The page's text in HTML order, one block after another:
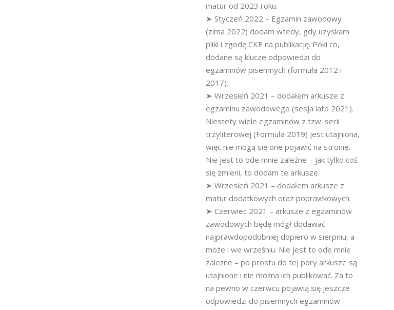
matur od 2023 roku.
➤ Styczeń 2022 – Egzamin zawodowy
(zima 2022) dodam wtedy, gdy uzyskam
pliki i zgodę CKE na publikację. Póki co,
dodane są klucze odpowiedzi do
egzaminów pisemnych (formuła 2012 i
2017).
➤ Wrzesień 2021 – dodałem arkusze z
egzaminu zawodowego (sesja lato 2021).
Niestety wiele egzaminów z tzw. serii
trzyliterowej (Formuła 2019) jest utajniona,
więc nie mogą się one pojawić na stronie.
Nie jest to ode mnie zależne – jak tylko coś
się zmieni, to dodam te arkusze.
➤ Wrzesień 2021 – dodałem arkusze z
matur dodatkowych oraz poprawkowych.
➤ Czerwiec 2021 – arkusze z egzaminów
zawodowych będę mógł dodawać
najprawdopodobniej dopiero w sierpniu, a
może i we wrześniu. Nie jest to ode mnie
zależne – po prostu do tej pory arkusze są
utajnione i nie można ich publikować. Za to
na pewno w czerwcu pojawią się jeszcze
odpowiedzi do pisemnych egzaminów